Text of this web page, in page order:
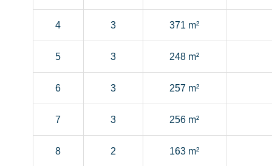
4 3 371 m²
5 3 248 m²
6 3 257 m²
7 3 256 m²
8 2 163 m²